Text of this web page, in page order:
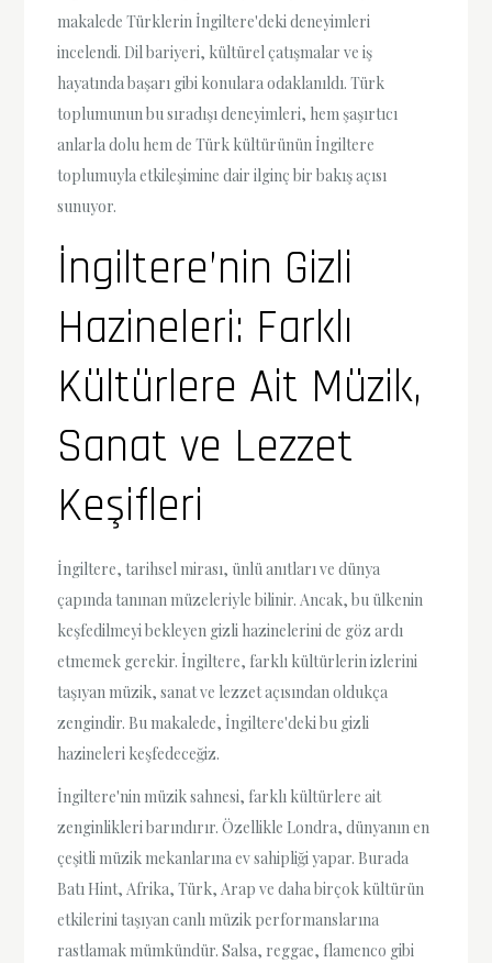
makalede Türklerin İngiltere'deki deneyimleri
incelendi. Dil bariyeri, kültürel çatışmalar ve iş
hayatında başarı gibi konulara odaklanıldı. Türk
toplumunun bu sıradışı deneyimleri, hem şaşırtıcı
anlarla dolu hem de Türk kültürünün İngiltere
toplumuyla etkileşimine dair ilginç bir bakış açısı
sunuyor.
İngiltere’nin Gizli
Hazineleri: Farklı
Kültürlere Ait Müzik,
Sanat ve Lezzet
Keşifleri
İngiltere, tarihsel mirası, ünlü anıtları ve dünya
çapında tanınan müzeleriyle bilinir. Ancak, bu ülkenin
keşfedilmeyi bekleyen gizli hazinelerini de göz ardı
etmemek gerekir. İngiltere, farklı kültürlerin izlerini
taşıyan müzik, sanat ve lezzet açısından oldukça
zengindir. Bu makalede, İngiltere'deki bu gizli
hazineleri keşfedeceğiz.
İngiltere'nin müzik sahnesi, farklı kültürlere ait
zenginlikleri barındırır. Özellikle Londra, dünyanın en
çeşitli müzik mekanlarına ev sahipliği yapar. Burada
Batı Hint, Afrika, Türk, Arap ve daha birçok kültürün
etkilerini taşıyan canlı müzik performanslarına
rastlamak mümkündür. Salsa, reggae, flamenco gibi